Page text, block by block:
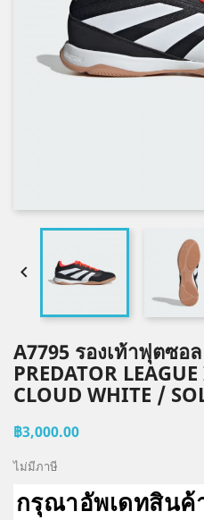

A7795 รองเท้าฟุตซอ
PREDATOR
CLOUD WHITE /
฿3,000.00
ไม่มีภาษี
กรุณาอัพเดทสินค้